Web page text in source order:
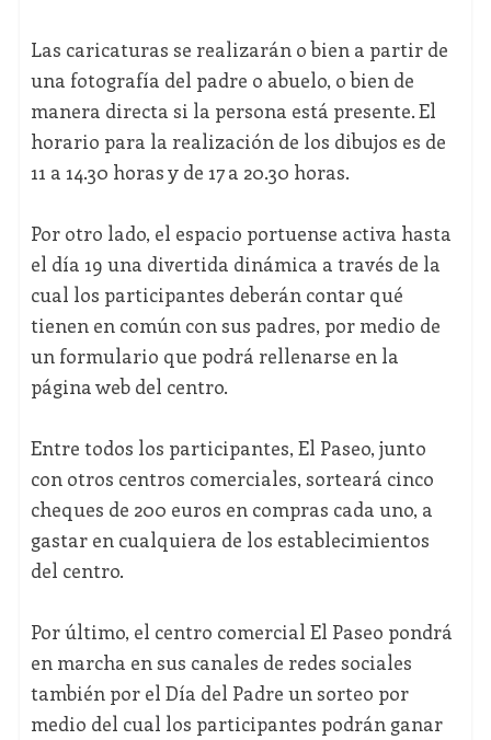
Las caricaturas se realizarán o bien a partir de
una fotografía del padre o abuelo, o bien de
manera directa si la persona está presente. El
horario para la realización de los dibujos es de
11 a 14.30 horas y de 17 a 20.30 horas.
Por otro lado, el espacio portuense activa hasta
el día 19 una divertida dinámica a través de la
cual los participantes deberán contar qué
tienen en común con sus padres, por medio de
un formulario que podrá rellenarse en la
página web del centro.
Entre todos los participantes, El Paseo, junto
con otros centros comerciales, sorteará cinco
cheques de 200 euros en compras cada uno, a
gastar en cualquiera de los establecimientos
del centro.
Por último, el centro comercial El Paseo pondrá
en marcha en sus canales de redes sociales
también por el Día del Padre un sorteo por
medio del cual los participantes podrán ganar